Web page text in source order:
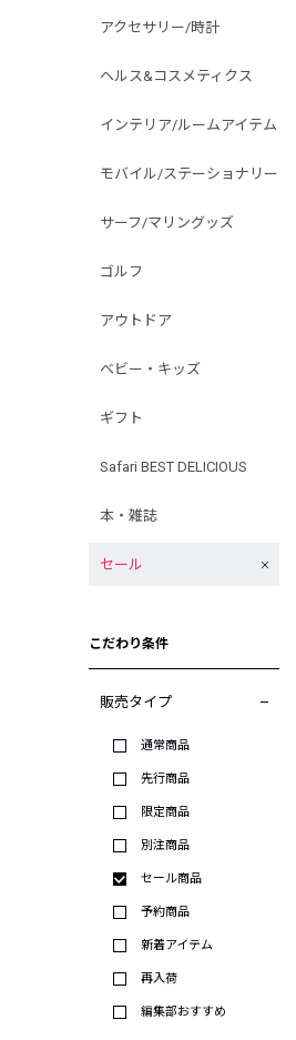
アクセサリー/時計
ヘルス&コスメティクス
インテリア/ルームアイテム
モバイル/ステーショナリー
サーフ/マリングッズ
ゴルフ
アウトドア
ベビー・キッズ
ギフト
Safari BEST DELICIOUS
本・雑誌
セール
こだわり条件
販売タイプ
通常商品
先行商品
限定商品
別注商品
セール商品
予約商品
新着アイテム
再入荷
編集部おすすめ